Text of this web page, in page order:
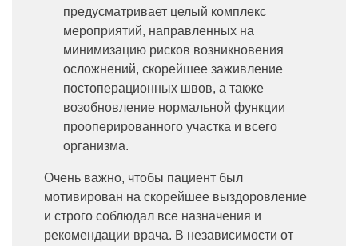
предусматривает целый комплекс
мероприятий, направленных на
минимизацию рисков возникновения
осложнений, скорейшее заживление
постоперационных швов, а также
возобновление нормальной функции
прооперированного участка и всего
организма.
Очень важно, чтобы пациент был
мотивирован на скорейшее выздоровление
и строго соблюдал все назначения и
рекомендации врача. В независимости от